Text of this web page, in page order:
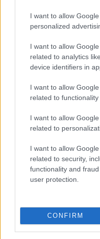
I want to allow
personalized
I want to allow
related to analytics
device identifiers in
I want to allow
related to
I want to allow
related to
I want to allow
related to security,
functionality and
user protection.
CONFIRM
εκδρομώναπό
μπορέσουν οι
εκδρομές
μεγαλύτερο
υπάρχουν
καν αυτήν τη
για τις
Για «ενδημική
επιστήμονες -
Η βιασύνη
σκεπτικό ότι
συμβιώσουμε με